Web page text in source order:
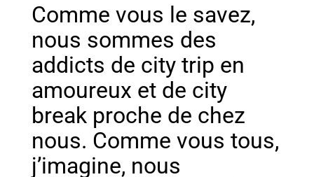
Comme vous le savez,
nous sommes des
addicts de city trip en
amoureux et de city
break proche de chez
nous. Comme vous tous,
j’imagine, nous